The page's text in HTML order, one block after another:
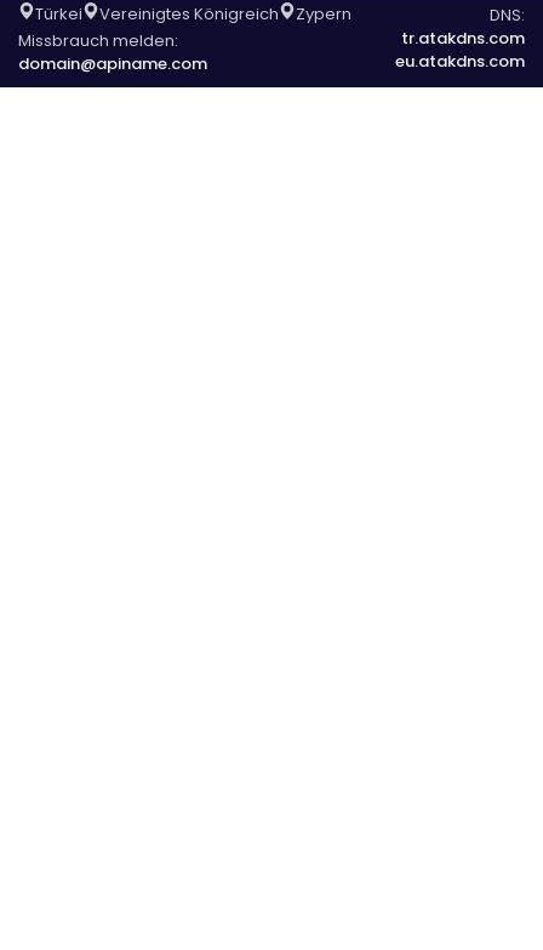
Türkei Vereinigtes Königreich
Zypern
Missbrauch melden:
domain@apiname.com
DNS:
tr.atakdns.com
eu.atakdns.com